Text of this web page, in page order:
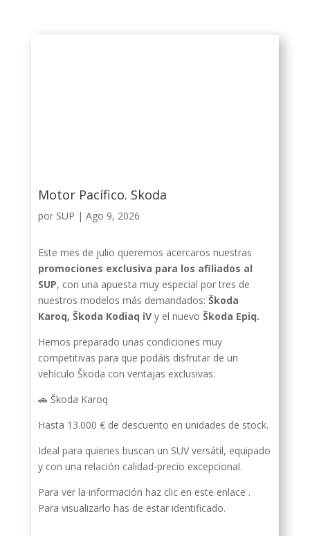
Motor Pacífico. Skoda
por SUP | Ago 9, 2026
Este mes de julio queremos acercaros nuestras
promociones exclusiva para los afiliados al
SUP, con una apuesta muy especial por tres de
nuestros modelos más demandados: Škoda
Karoq, Škoda Kodiaq iVy el nuevo Škoda Epiq.
Hemos preparado unas condiciones muy
competitivas para que podáis disfrutar de un
vehículo Škoda con ventajas exclusivas.
🚗 Škoda Karoq
Hasta 13.000 € de descuento en unidades de stock.
Ideal para quienes buscan un SUV versátil, equipado
y con una relación calidad-precio excepcional.
Para ver la información haz clic en este enlace .
Para visualizarlo has de estar identificado.